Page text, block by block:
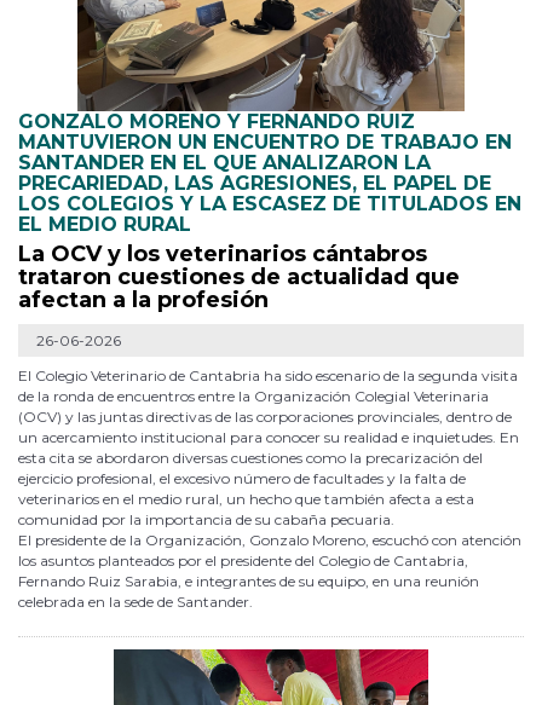
GONZALO MORENO Y FERNANDO RUIZ
MANTUVIERON UN ENCUENTRO DE TRABAJO EN
SANTANDER EN EL QUE ANALIZARON LA
PRECARIEDAD, LAS AGRESIONES, EL PAPEL DE
LOS COLEGIOS Y LA ESCASEZ DE TITULADOS EN
EL MEDIO RURAL
La OCV y los veterinarios cántabros
trataron cuestiones de actualidad que
afectan a la profesión
26-06-2026
El Colegio Veterinario de Cantabria ha sido escenario de la segunda visita
de la ronda de encuentros entre la Organización Colegial Veterinaria
(OCV) y las juntas directivas de las corporaciones provinciales, dentro de
un acercamiento institucional para conocer su realidad e inquietudes. En
esta cita se abordaron diversas cuestiones como la precarización del
ejercicio profesional, el excesivo número de facultades y la falta de
veterinarios en el medio rural, un hecho que también afecta a esta
comunidad por la importancia de su cabaña pecuaria.
El presidente de la Organización, Gonzalo Moreno, escuchó con atención
los asuntos planteados por el presidente del Colegio de Cantabria,
Fernando Ruiz Sarabia, e integrantes de su equipo, en una reunión
celebrada en la sede de Santander.